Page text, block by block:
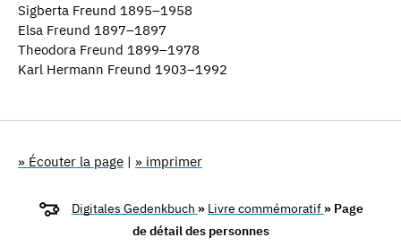
Sigberta Freund 1895–1958
Elsa Freund 1897–1897
Theodora Freund 1899–1978
Karl Hermann Freund 1903–1992
» Écouter la page | » imprimer
Digitales Gedenkbuch » Livre commémoratif » Page
de détail des personnes